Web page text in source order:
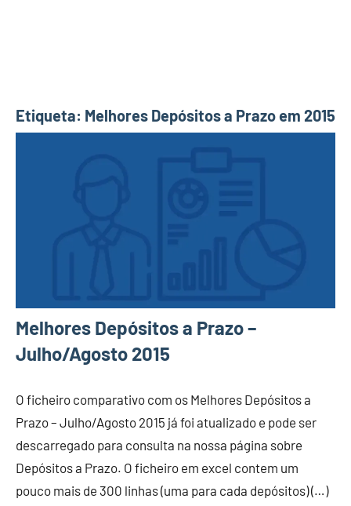
Etiqueta: Melhores Depósitos a Prazo em 2015
Melhores Depósitos a Prazo –
Julho/Agosto 2015
O ficheiro comparativo com os Melhores Depósitos a
Prazo – Julho/Agosto 2015 já foi atualizado e pode ser
descarregado para consulta na nossa página sobre
Depósitos a Prazo. O ficheiro em excel contem um
pouco mais de 300 linhas (uma para cada depósitos) (…)